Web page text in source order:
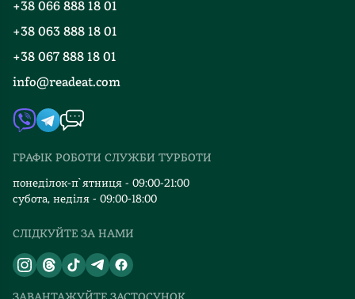
Блог
Події
Книгарні
Контакти
Автори
Видавництва
Відгуки та оцінка RDT
+38 066 888 18 01
+38 063 888 18 01
+38 067 888 18 01
info@readeat.com
ГРАФІК РОБОТИ СЛУЖБИ ТУРБОТИ
понеділок-п`ятниця - 09:00-21:00
субота, неділя - 09:00-18:00
СЛІДКУЙТЕ ЗА НАМИ